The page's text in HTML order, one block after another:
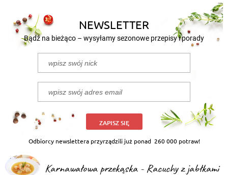
NEWSLETTER
Bądź na bieżąco – wysyłamy sezonowe przepisy i porady
ZAPISZ SIĘ
Odbiorcy newslettera przyrządzili już ponad 260 000 potraw!
Karnawałowa przekąska - Racuchy z jabłkami